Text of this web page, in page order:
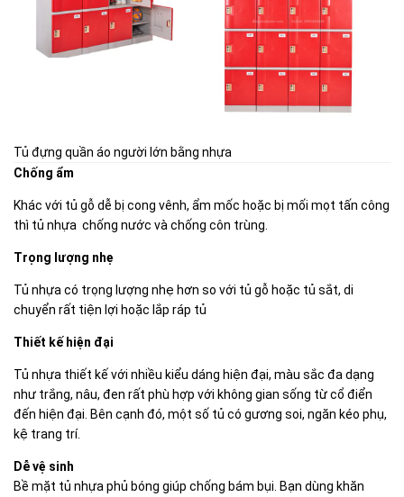
Tủ đựng quần áo người lớn bằng nhựa
Chống ẩm
Khác với tủ gỗ dễ bị cong vênh, ẩm mốc hoặc bị mối mọt tấn công
thì tủ nhựa chống nước và chống côn trùng.
Trọng lượng nhẹ
Tủ nhựa có trọng lượng nhẹ hơn so với tủ gỗ hoặc tủ sắt, di
chuyển rất tiện lợi hoặc lắp ráp tủ
Thiết kế hiện đại
Tủ nhựa thiết kế với nhiều kiểu dáng hiện đại, màu sắc đa dạng
như trắng, nâu, đen rất phù hợp với không gian sống từ cổ điển
đến hiện đại. Bên cạnh đó, một số tủ có gương soi, ngăn kéo phụ,
kệ trang trí.
Dễ vệ sinh
Bề mặt tủ nhựa phủ bóng giúp chống bám bụi. Bạn dùng khăn